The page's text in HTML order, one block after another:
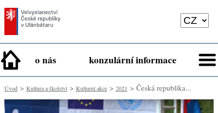
o nás konzulární informace
Úvod> Kultura a školství> Kulturní akce> 2021 > Česká republika...